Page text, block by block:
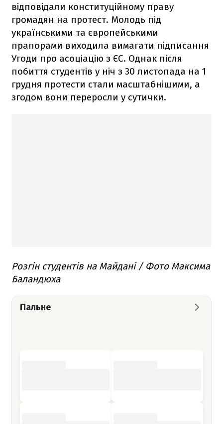
відповідали конституційному праву
громадян на протест. Молодь під
українськими та європейськими
прапорами виходила вимагати підписання
Угоди про асоціацію з ЄС. Однак після
побиття студентів у ніч з 30 листопада на 1
грудня протести стали масштабнішими, а
згодом вони переросли у сутички.
Розгін студентів на Майдані / Фото Максима
Баландюха
Пальне